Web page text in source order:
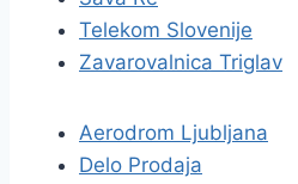
Telekom Slovenije
Zavarovalnica Triglav
Aerodrom Ljubljana
Delo Prodaja